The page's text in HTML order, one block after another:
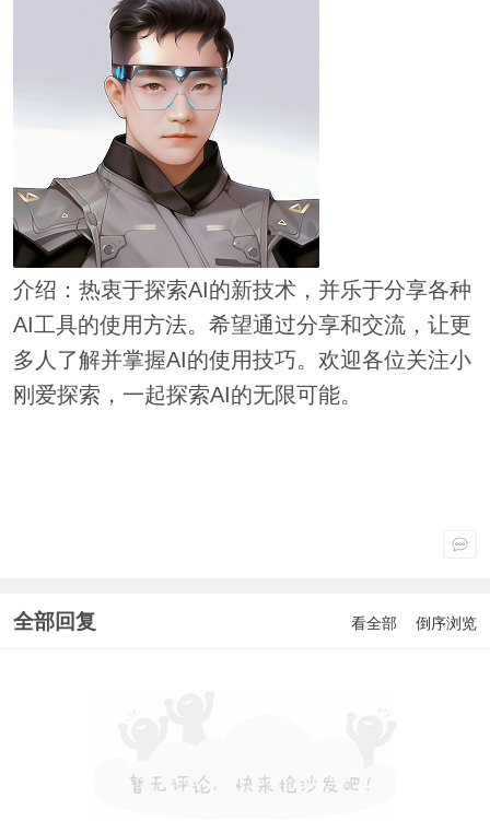
介绍：热衷于探索AI的新技术，并乐于分享各种
AI工具的使用方法。希望通过分享和交流，让更
多人了解并掌握AI的使用技巧。欢迎各位关注小
刚爱探索，一起探索AI的无限可能。
全部回复 看全部 倒序浏览